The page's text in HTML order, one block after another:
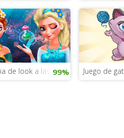
de look a las princesas Disney
99% Juego de